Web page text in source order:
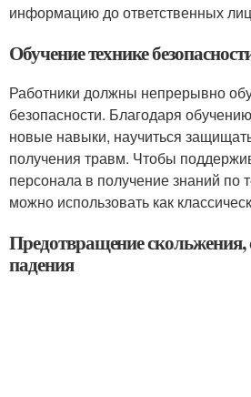
информацию до ответственных
Обучение технике
Работники должны непрерывно
безопасности. Благодаря
новые навыки, научиться
получения травм. Чтобы
персонала в получение знаний по
можно использовать как
Предотвращение
падения